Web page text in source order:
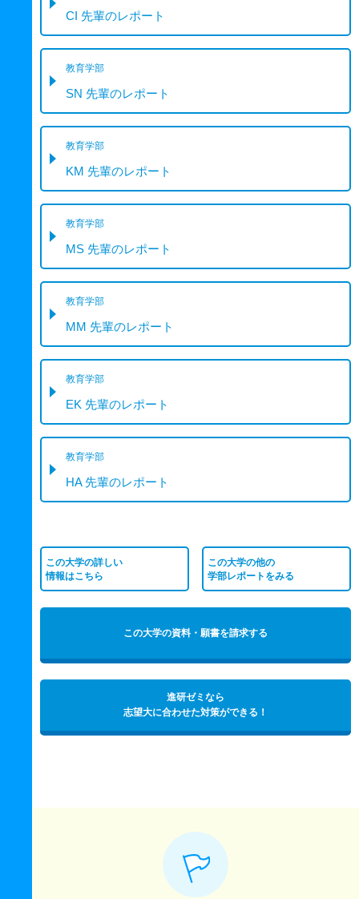
CI 先輩のレポート
教育学部
SN 先輩のレポート
教育学部
KM 先輩のレポート
教育学部
MS 先輩のレポート
教育学部
MM 先輩のレポート
教育学部
EK 先輩のレポート
教育学部
HA 先輩のレポート
この大学の詳しい
情報はこちら
この大学の他の
学部レポートをみる
この大学の資料・願書を請求する
進研ゼミなら
志望大に合わせた対策ができる！